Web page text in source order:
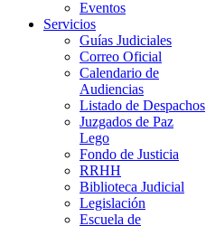
Eventos
Servicios
Guías Judiciales
Correo Oficial
Calendario de
Audiencias
Listado de Despachos
Juzgados de Paz
Lego
Fondo de Justicia
RRHH
Biblioteca Judicial
Legislación
Escuela de